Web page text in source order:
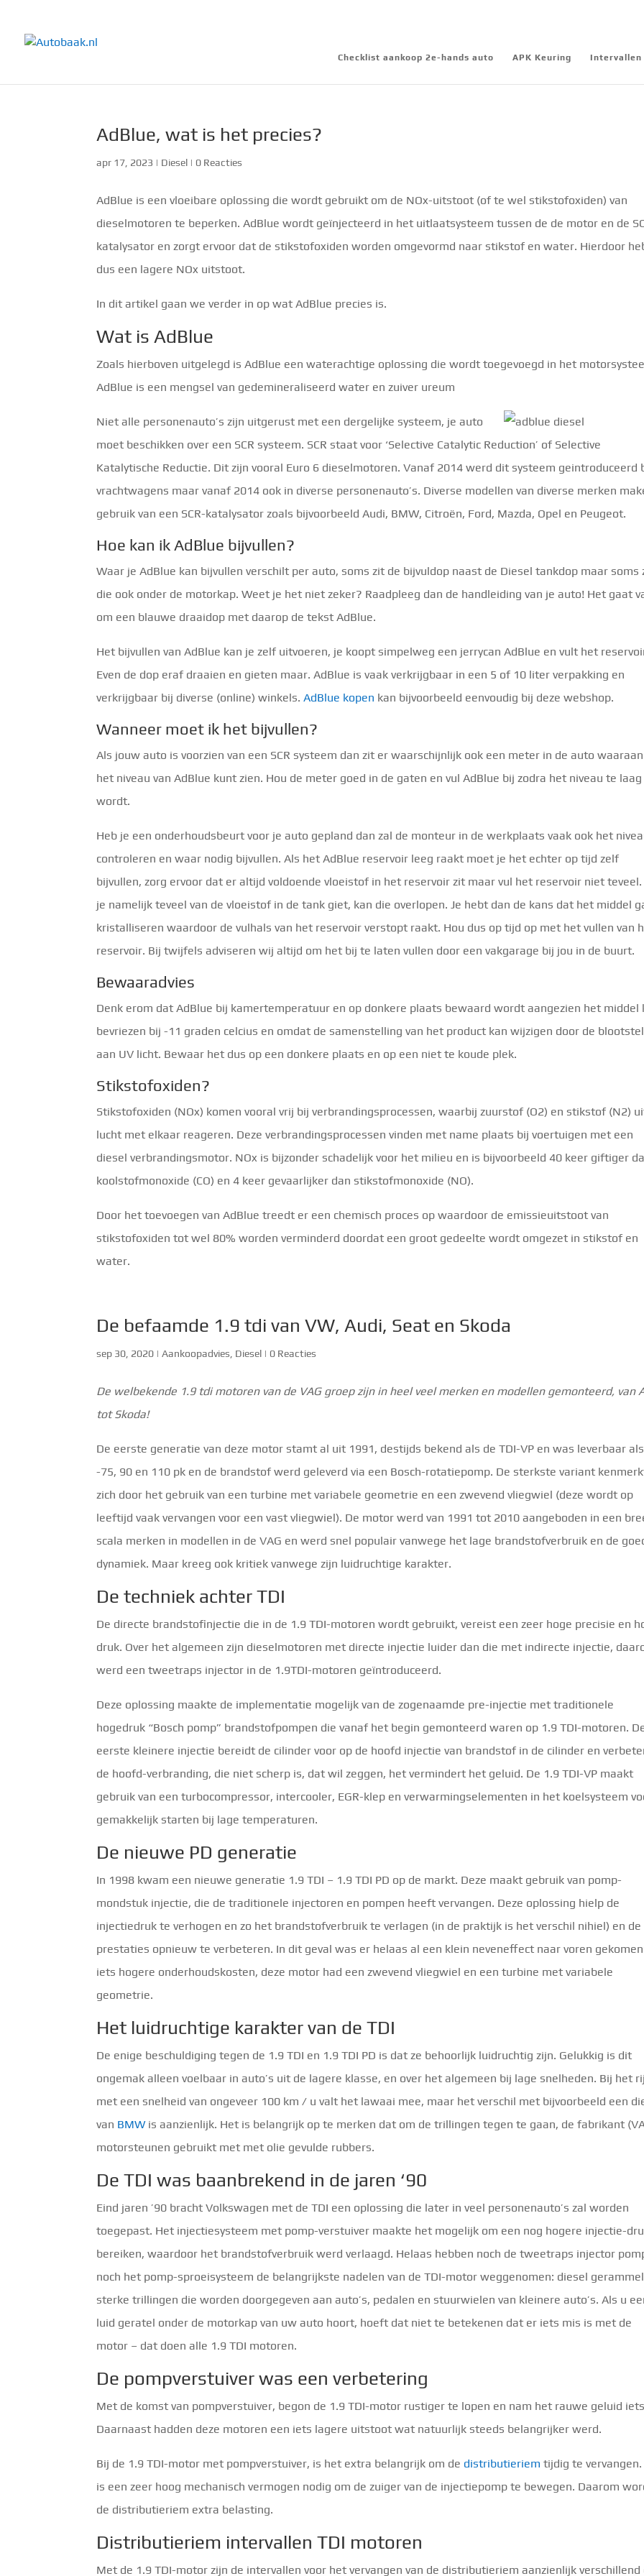
Checklist aankoop 2e-hands auto APK Keuring Intervallen
AdBlue, wat is het precies?
apr 17, 2023 | Diesel | 0 Reacties
AdBlue is een vloeibare oplossing die wordt gebruikt om de NOx-uitstoot (of te wel stikstofoxiden) van
dieselmotoren te beperken. AdBlue wordt geïnjecteerd in het uitlaatsysteem tussen de de motor en de
katalysator en zorgt ervoor dat de stikstofoxiden worden omgevormd naar stikstof en water. Hierdoor
dus een lagere NOx uitstoot.
In dit artikel gaan we verder in op wat AdBlue precies is.
Wat is AdBlue
Zoals hierboven uitgelegd is AdBlue een waterachtige oplossing die wordt toegevoegd in het
AdBlue is een mengsel van gedemineraliseerd water en zuiver ureum
Niet alle personenauto’s zijn uitgerust met een dergelijke systeem, je auto
moet beschikken over een SCR systeem. SCR staat voor ‘Selective Catalytic Reduction’ of Selective
Katalytische Reductie. Dit zijn vooral Euro 6 dieselmotoren. Vanaf 2014 werd dit systeem geintroduceerd
vrachtwagens maar vanaf 2014 ook in diverse personenauto’s. Diverse modellen van diverse merken
gebruik van een SCR-katalysator zoals bijvoorbeeld Audi, BMW, Citroën, Ford, Mazda, Opel en Peugeot.
Hoe kan ik AdBlue bijvullen?
Waar je AdBlue kan bijvullen verschilt per auto, soms zit de bijvuldop naast de Diesel tankdop maar soms
die ook onder de motorkap. Weet je het niet zeker? Raadpleeg dan de handleiding van je auto! Het gaat
om een blauwe draaidop met daarop de tekst AdBlue.
Het bijvullen van AdBlue kan je zelf uitvoeren, je koopt simpelweg een jerrycan AdBlue en vult het
Even de dop eraf draaien en gieten maar. AdBlue is vaak verkrijgbaar in een 5 of 10 liter verpakking en
verkrijgbaar bij diverse (online) winkels.AdBlue kopen kan bijvoorbeeld eenvoudig bij deze webshop.
Wanneer moet ik het bijvullen?
Als jouw auto is voorzien van een SCR systeem dan zit er waarschijnlijk ook een meter in de auto
het niveau van AdBlue kunt zien. Hou de meter goed in de gaten en vul AdBlue bij zodra het niveau te laag
wordt.
Heb je een onderhoudsbeurt voor je auto gepland dan zal de monteur in de werkplaats vaak ook het
controleren en waar nodig bijvullen. Als het AdBlue reservoir leeg raakt moet je het echter op tijd zelf
bijvullen, zorg ervoor dat er altijd voldoende vloeistof in het reservoir zit maar vul het reservoir niet teveel.
je namelijk teveel van de vloeistof in de tank giet, kan die overlopen. Je hebt dan de kans dat het middel
kristalliseren waardoor de vulhals van het reservoir verstopt raakt. Hou dus op tijd op met het vullen van
reservoir. Bij twijfels adviseren wij altijd om het bij te laten vullen door een vakgarage bij jou in de buurt.
Bewaaradvies
Denk erom dat AdBlue bij kamertemperatuur en op donkere plaats bewaard wordt aangezien het middel
bevriezen bij -11 graden celcius en omdat de samenstelling van het product kan wijzigen door de
aan UV licht. Bewaar het dus op een donkere plaats en op een niet te koude plek.
Stikstofoxiden?
Stikstofoxiden (NOx) komen vooral vrij bij verbrandingsprocessen, waarbij zuurstof (O2) en stikstof (N2)
lucht met elkaar reageren. Deze verbrandingsprocessen vinden met name plaats bij voertuigen met een
diesel verbrandingsmotor. NOx is bijzonder schadelijk voor het milieu en is bijvoorbeeld 40 keer giftiger
koolstofmonoxide (CO) en 4 keer gevaarlijker dan stikstofmonoxide (NO).
Door het toevoegen van AdBlue treedt er een chemisch proces op waardoor de emissieuitstoot van
stikstofoxiden tot wel 80% worden verminderd doordat een groot gedeelte wordt omgezet in stikstof en
water.
De befaamde 1.9 tdi van VW, Audi, Seat en Skoda
sep 30, 2020 |Aankoopadvies Diesel | 0 Reacties
De welbekende 1.9 tdi motoren van de VAG groep zijn in heel veel merken en modellen gemonteerd, van
tot Skoda!
De eerste generatie van deze motor stamt al uit 1991, destijds bekend als de TDI-VP en was leverbaar als
-75, 90 en 110 pk en de brandstof werd geleverd via een Bosch-rotatiepomp. De sterkste variant
zich door het gebruik van een turbine met variabele geometrie en een zwevend vliegwiel (deze wordt op
leeftijd vaak vervangen voor een vast vliegwiel). De motor werd van 1991 tot 2010 aangeboden in een
scala merken in modellen in de VAG en werd snel populair vanwege het lage brandstofverbruik en de
dynamiek. Maar kreeg ook kritiek vanwege zijn luidruchtige karakter.
De techniek achter TDI
De directe brandstofinjectie die in de 1.9 TDI-motoren wordt gebruikt, vereist een zeer hoge precisie en
druk. Over het algemeen zijn dieselmotoren met directe injectie luider dan die met indirecte injectie,
werd een tweetraps injector in de 1.9TDI-motoren geïntroduceerd.
Deze oplossing maakte de implementatie mogelijk van de zogenaamde pre-injectie met traditionele
hogedruk “Bosch pomp” brandstofpompen die vanaf het begin gemonteerd waren op 1.9 TDI-motoren.
eerste kleinere injectie bereidt de cilinder voor op de hoofd injectie van brandstof in de cilinder en
de hoofd-verbranding, die niet scherp is, dat wil zeggen, het vermindert het geluid. De 1.9 TDI-VP maakt
gebruik van een turbocompressor, intercooler, EGR-klep en verwarmingselementen in het koelsysteem
gemakkelijk starten bij lage temperaturen.
De nieuwe PD generatie
In 1998 kwam een ​​nieuwe generatie 1.9 TDI – 1.9 TDI PD op de markt. Deze maakt gebruik van pomp-
mondstuk injectie, die de traditionele injectoren en pompen heeft vervangen. Deze oplossing hielp de
injectiedruk te verhogen en zo het brandstofverbruik te verlagen (in de praktijk is het verschil nihiel) en de
prestaties opnieuw te verbeteren. In dit geval was er helaas al een klein neveneffect naar voren
iets hogere onderhoudskosten, deze motor had een zwevend vliegwiel en een turbine met variabele
geometrie.
Het luidruchtige karakter van de TDI
De enige beschuldiging tegen de 1.9 TDI en 1.9 TDI PD is dat ze behoorlijk luidruchtig zijn. Gelukkig is dit
ongemak alleen voelbaar in auto’s uit de lagere klasse, en over het algemeen bij lage snelheden. Bij het
met een snelheid van ongeveer 100 km / u valt het lawaai mee, maar het verschil met bijvoorbeeld een
van BMWis aanzienlijk. Het is belangrijk op te merken dat om de trillingen tegen te gaan, de fabrikant
motorsteunen gebruikt met met olie gevulde rubbers.
De TDI was baanbrekend in de jaren ‘90
Eind jaren ’90 bracht Volkswagen met de TDI een oplossing die later in veel personenauto’s zal worden
toegepast. Het injectiesysteem met pomp-verstuiver maakte het mogelijk om een ​​nog hogere injectie-
bereiken, waardoor het brandstofverbruik werd verlaagd. Helaas hebben noch de tweetraps injector
noch het pomp-sproeisysteem de belangrijkste nadelen van de TDI-motor weggenomen: diesel
sterke trillingen die worden doorgegeven aan auto’s, pedalen en stuurwielen van kleinere auto’s. Als u
luid geratel onder de motorkap van uw auto hoort, hoeft dat niet te betekenen dat er iets mis is met de
motor – dat doen alle 1.9 TDI motoren.
De pompverstuiver was een verbetering
Met de komst van pompverstuiver, begon de 1.9 TDI-motor rustiger te lopen en nam het rauwe geluid
Daarnaast hadden deze motoren een iets lagere uitstoot wat natuurlijk steeds belangrijker werd.
Bij de 1.9 TDI-motor met pompverstuiver, is het extra belangrijk om de distributieriem tijdig te vervangen.
is een zeer hoog mechanisch vermogen nodig om de zuiger van de injectiepomp te bewegen. Daarom
de distributieriem extra belasting.
Distributieriem intervallen TDI motoren
Met de 1.9 TDI-motor zijn de intervallen voor het vervangen van de distributieriem aanzienlijk verschillend